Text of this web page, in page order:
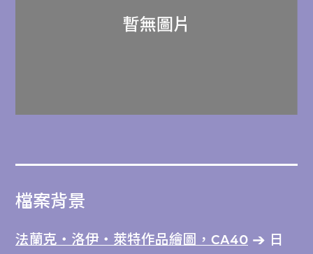
檔案背景
法蘭克‧洛伊‧萊特作品繪圖，CA40
日